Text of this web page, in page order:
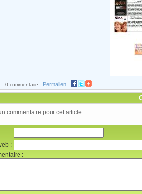
0 commentaire - Permalien -
commentaire pour cet article
:
: